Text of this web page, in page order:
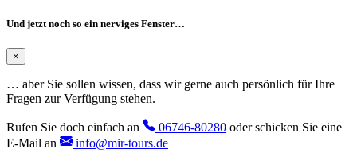
Und jetzt noch so ein nerviges Fenster…
×
… aber Sie sollen wissen, dass wir gerne auch persönlich für Ihre
Fragen zur Verfügung stehen.
Rufen Sie doch einfach an 06746-80280 oder schicken Sie eine
E-Mail an
info@mir-tours.de